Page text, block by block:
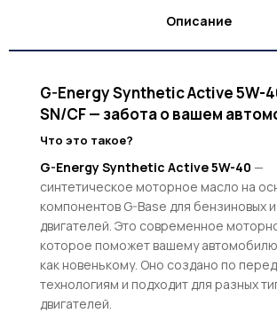
Описание
G-Energy Synthetic Active 5W-
SN/CF — забота о вашем
Что это такое?
G-Energy Synthetic Active 5W-40 —
синтетическое моторное масло на
компонентов G-Base для бензиновых
двигателей. Это современное
которое поможет вашему
как новенькому. Оно создано по
технологиям и подходит для разных
двигателей.